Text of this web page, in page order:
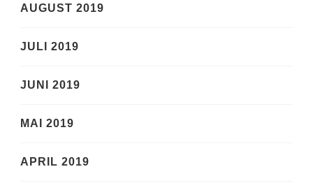
AUGUST 2019
JULI 2019
JUNI 2019
MAI 2019
APRIL 2019